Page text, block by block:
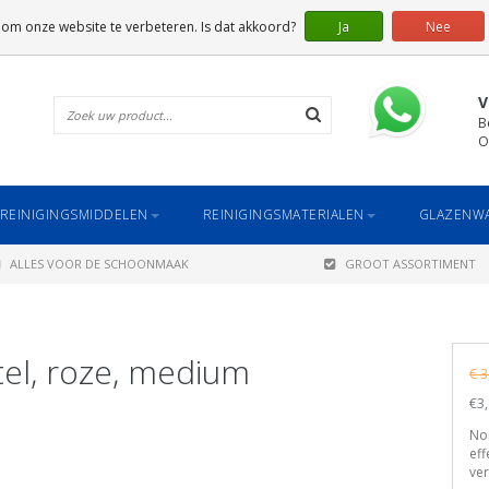
REINIGINGSMIDDELEN REINIGINGSMATERIALEN
ALLES VOOR DE SCHOONMAAK GROOT ASSORTIMENT
roze, medium
€
onze website te verbeteren. Is dat akkoord? Ja Nee